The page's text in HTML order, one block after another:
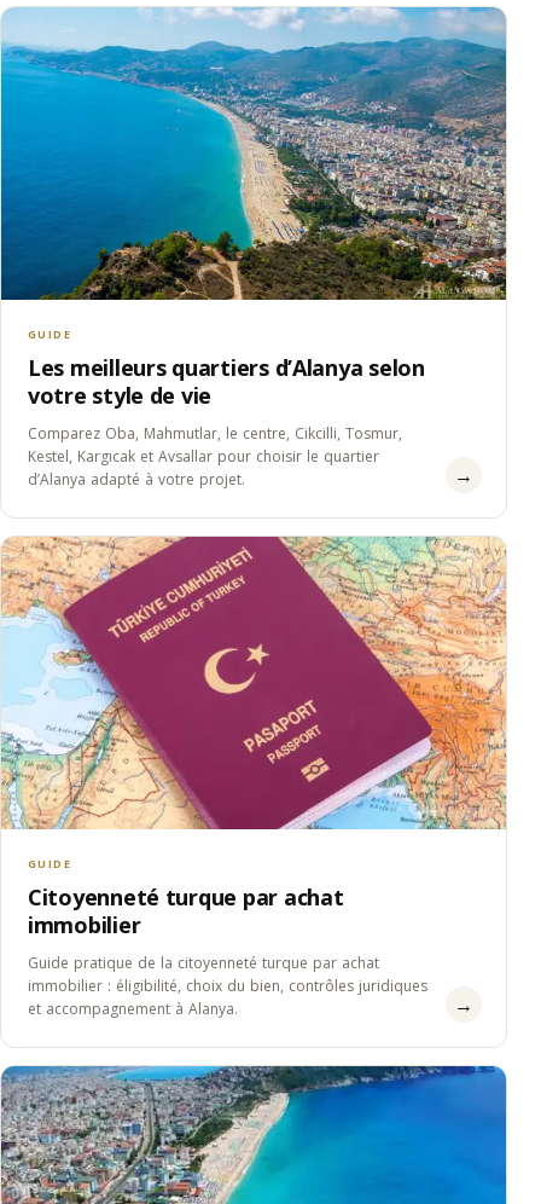
GUIDE
Les meilleurs quartiers d’Alanya selon
votre style de vie
Comparez Oba, Mahmutlar, le centre, Cikcilli, Tosmur,
Kestel, Kargıcak et Avsallar pour choisir le quartier
d’Alanya adapté à votre projet.
→
GUIDE
Citoyenneté turque par achat
immobilier
Guide pratique de la citoyenneté turque par achat
immobilier : éligibilité, choix du bien, contrôles juridiques
et accompagnement à Alanya.
→